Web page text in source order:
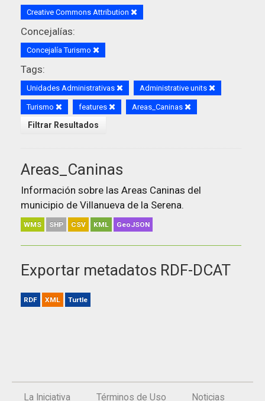
Creative Commons Attribution
Concejalías:
Concejalía Turismo
Tags:
Unidades Administrativas Administrative units
Turismo features Areas_Caninas
Filtrar Resultados
Areas_Caninas
Información sobre las Areas Caninas del
municipio de Villanueva de la Serena.
WMS SHP CSV KML GeoJSON
Exportar metadatos RDF-DCAT
RDF XML Turtle
La Iniciativa Términos de Uso Noticias